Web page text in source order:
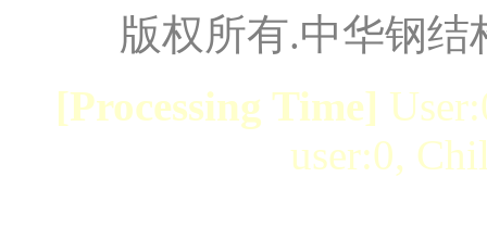
版权所有.中华钢
[Processing Time]
user:0,